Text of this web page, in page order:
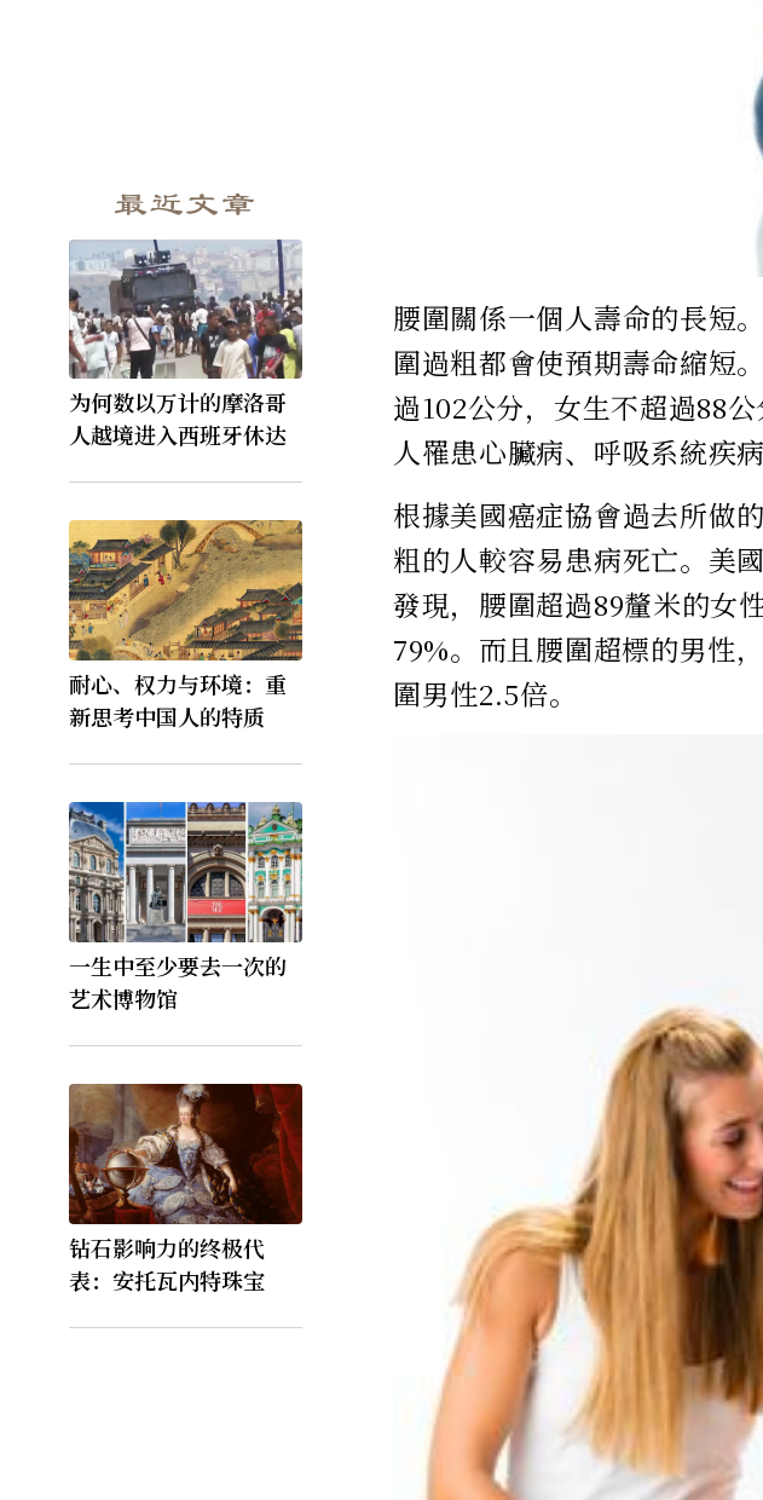
最近文章
为何数以万计的摩洛哥
人越境进入西班牙休达
耐心、权力与环境：重
新思考中国人的特质
一生中至少要去一次的
艺术博物馆
钻石影响力的终极代
表：安托瓦内特珠宝
腰圍關係一個人壽命的長短
圍過粗都會使預期壽命縮短
過102公分，女生不超過88
人罹患心臟病、呼吸系統疾
根據美國癌症協會過去所做
粗的人較容易患病死亡。美
發現，腰圍超過89釐米的女
79%。而且腰圍超標的男性
圍男性2.5倍。